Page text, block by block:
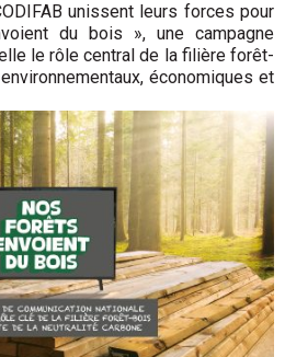
unissent leurs forces pour
du bois », une campagne
le rôle central de la filière forêt-
économiques et